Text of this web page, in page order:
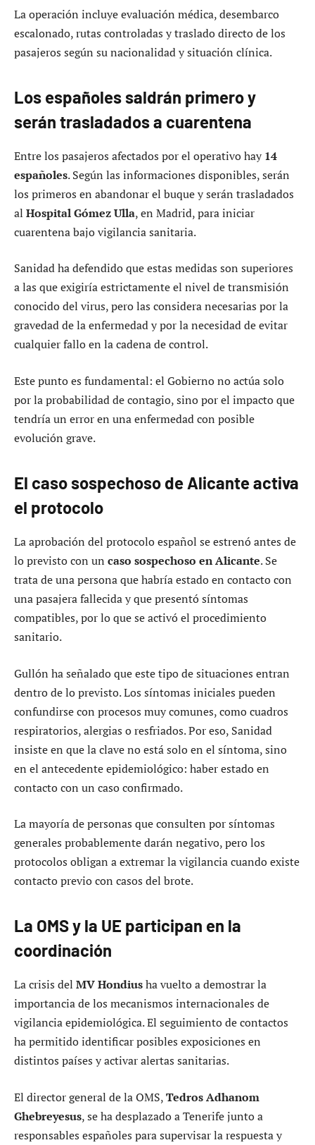
La operación incluye evaluación médica, desembarco
escalonado, rutas controladas y traslado directo de los
pasajeros según su nacionalidad y situación clínica.
Los españoles saldrán primero y
serán trasladados a cuarentena
Entre los pasajeros afectados por el operativo hay14
españoles. Según las informaciones disponibles, serán
los primeros en abandonar el buque y serán trasladados
al Hospital Gómez Ulla, en Madrid, para iniciar
cuarentena bajo vigilancia sanitaria.
Sanidad ha defendido que estas medidas son superiores
a las que exigiría estrictamente el nivel de transmisión
conocido del virus, pero las considera necesarias por la
gravedad de la enfermedad y por la necesidad de evitar
cualquier fallo en la cadena de control.
Este punto es fundamental: el Gobierno no actúa solo
por la probabilidad de contagio, sino por el impacto que
tendría un error en una enfermedad con posible
evolución grave.
El caso sospechoso de Alicante activa
el protocolo
La aprobación del protocolo español se estrenó antes de
lo previsto con un caso sospechoso en Alicante. Se
trata de una persona que habría estado en contacto con
una pasajera fallecida y que presentó síntomas
compatibles, por lo que se activó el procedimiento
sanitario.
Gullón ha señalado que este tipo de situaciones entran
dentro de lo previsto. Los síntomas iniciales pueden
confundirse con procesos muy comunes, como cuadros
respiratorios, alergias o resfriados. Por eso, Sanidad
insiste en que la clave no está solo en el síntoma, sino
en el antecedente epidemiológico: haber estado en
contacto con un caso confirmado.
La mayoría de personas que consulten por síntomas
generales probablemente darán negativo, pero los
protocolos obligan a extremar la vigilancia cuando existe
contacto previo con casos del brote.
La OMS y la UE participan en la
coordinación
La crisis del MV Hondiusha vuelto a demostrar la
importancia de los mecanismos internacionales de
vigilancia epidemiológica. El seguimiento de contactos
ha permitido identificar posibles exposiciones en
distintos países y activar alertas sanitarias.
El director general de la OMS,Tedros Adhanom
Ghebreyesus, se ha desplazado a Tenerife junto a
responsables españoles para supervisar la respuesta y